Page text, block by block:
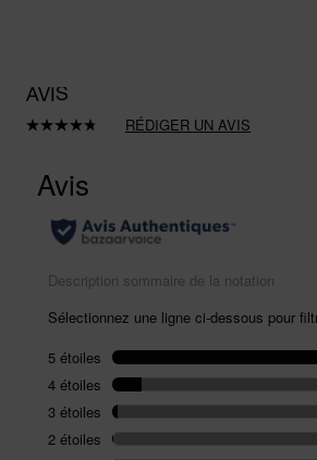
AVIS
RÉDIGER UN AVIS